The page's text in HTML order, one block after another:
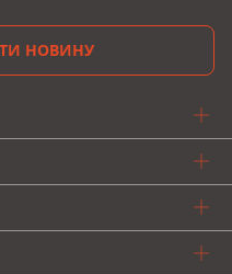
НОВИНУ